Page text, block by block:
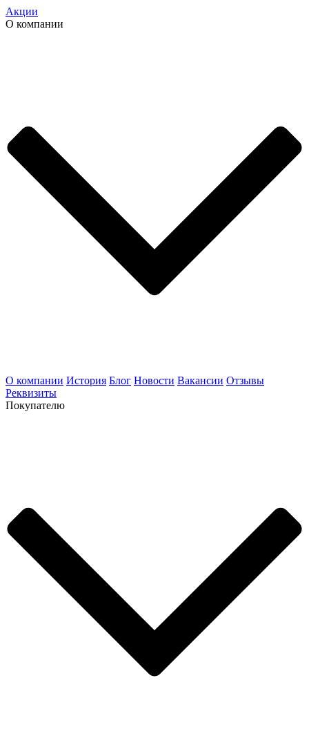
Акции
О компании
О компании История Блог Новости Вакансии Отзывы
Реквизиты
Покупателю